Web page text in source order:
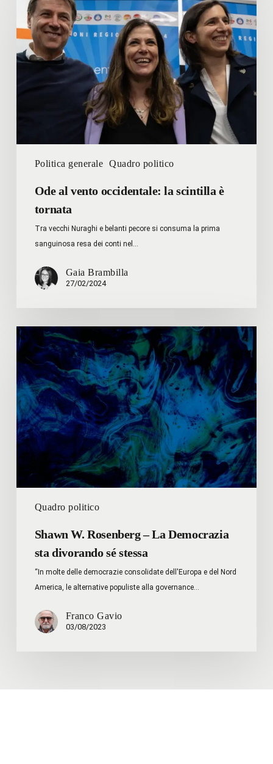
Politica generale Quadro politico
vento
occidentale:
la
scintilla
Ode al vento occidentale: la scintilla è
tornata
Tra vecchi Nuraghi e belanti pecore si consuma la prima
sanguinosa resa dei conti nel…
Gaia Brambilla
27/02/2024
Quadro politico
Shawn
W.
Rosenberg
–
La
Democrazia
sta
divorando
sé
Shawn W. Rosenberg – La Democrazia
sta divorando sé stessa
“In molte delle democrazie consolidate dell'Europa e del Nord
America, le alternative populiste alla governance…
Franco Gavio
03/08/2023